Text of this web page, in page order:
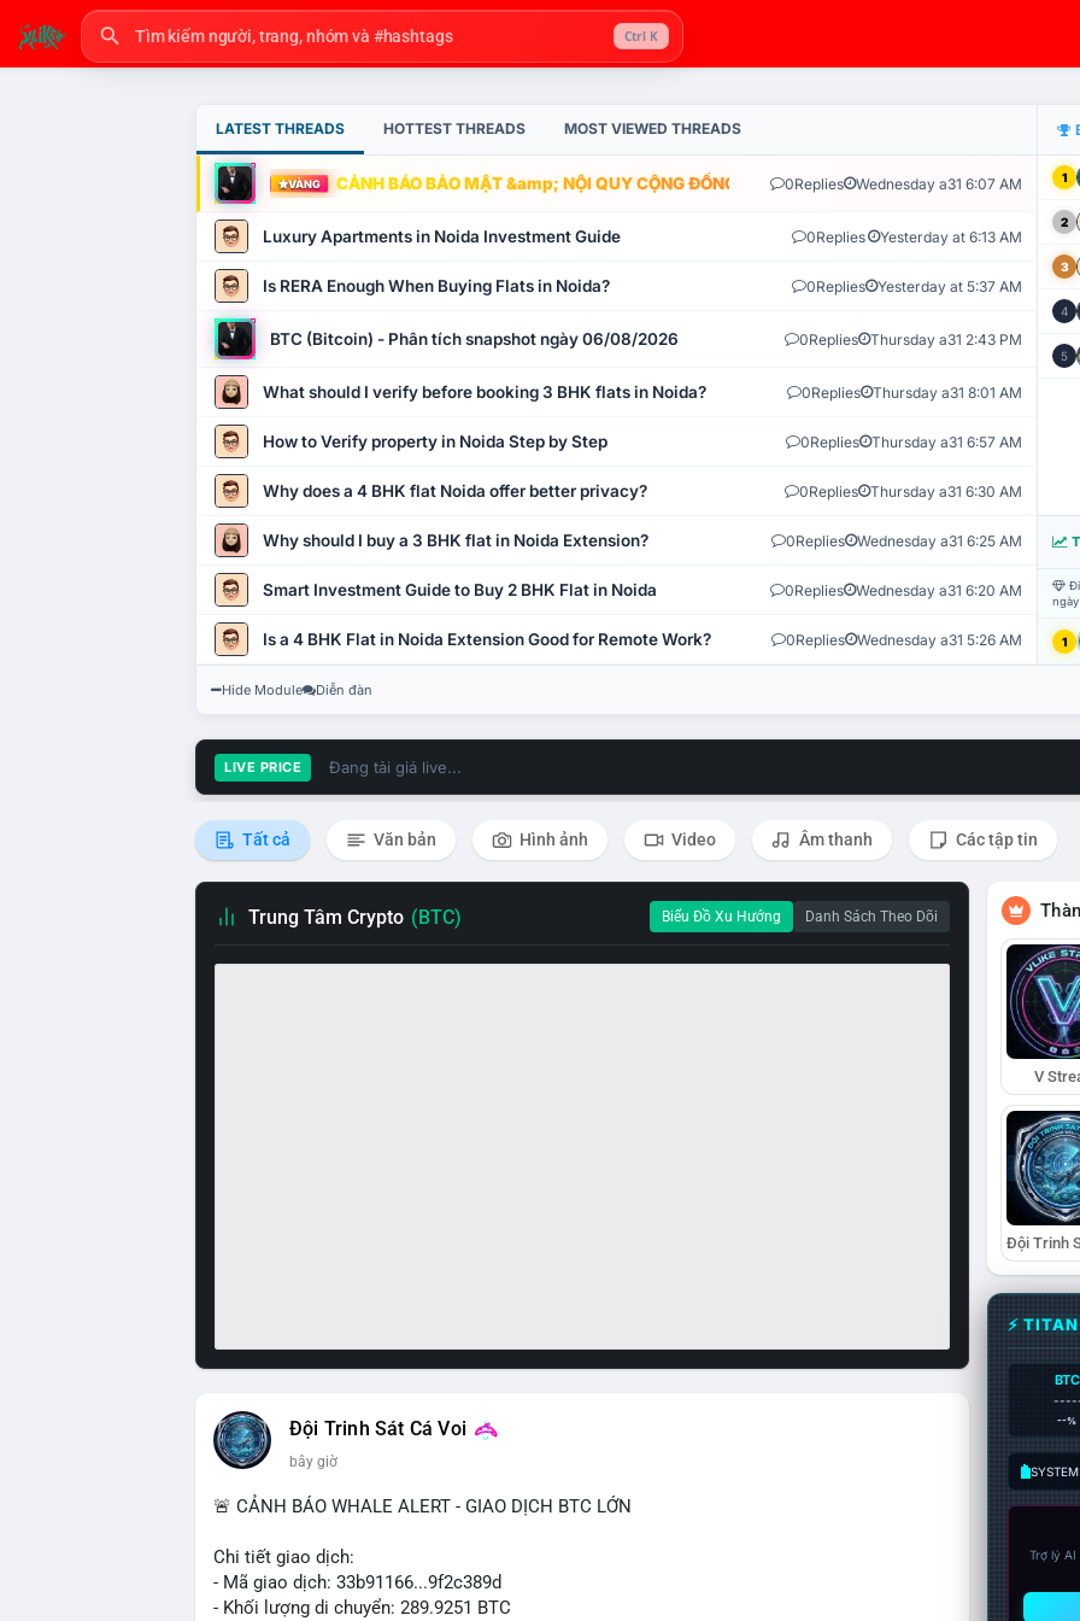
Ctrl K
LATEST THREADS HOTTEST THREADS MOST VIEWED THREADS
VÀNG CẢNH BÁO BẢO MẬT &amp; NỘI QUY CỘNG ĐỒNG VLIKE.VN: HỆ THỐNG GIÁM SÁT TỰ
0Replies Wednesday a31 6:07 AM
Luxury Apartments in Noida Investment Guide 0Replies Yesterday at 6:13 AM
Is RERA Enough When Buying Flats in Noida? 0Replies Yesterday at 5:37 AM
BTC (Bitcoin) - Phân tích snapshot ngày 06/08/2026 0Replies Thursday a31 2:43 PM
What should I verify before booking 3 BHK flats in Noida? 0Replies Thursday a31 8:01 AM
How to Verify property in Noida Step by Step 0Replies Thursday a31 6:57 AM
Why does a 4 BHK flat Noida offer better privacy? 0Replies Thursday a31 6:30 AM
Why should I buy a 3 BHK flat in Noida Extension? 0Replies Wednesday a31 6:25 AM
Smart Investment Guide to Buy 2 BHK Flat in Noida 0Replies Wednesday a31 6:20 AM
Is a 4 BHK Flat in Noida Extension Good for Remote Work? 0Replies Wednesday a31 5:26 AM
1
2
3
4
5
1
Hide Module Diễn đàn
LIVE PRICE Đang tải giá live...
Tất cả Văn bản Hình ảnh Video Âm thanh Các tập tin
Trung Tâm Crypto (BTC) Biểu Đồ Xu Hướng Danh Sách Theo Dõi
Đội Trinh Sát Cá Voi
bây giờ
🚨 CẢNH BÁO WHALE ALERT - GIAO DỊCH BTC LỚN
Chi tiết giao dịch:
- Mã giao dịch: 33b91166...9f2c389d
- Khối lượng di chuyển: 289.9251 BTC
V
⚡
BTC
--%
Trợ lý